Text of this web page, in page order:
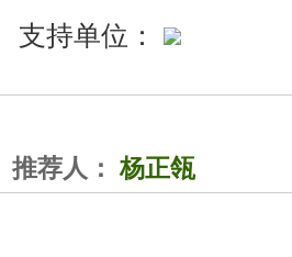
支持单位：
推荐人： 杨正瓴